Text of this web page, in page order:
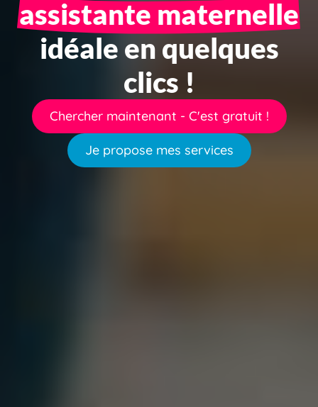
assistante maternelle
idéale en quelques
clics !
Chercher maintenant - C'est gratuit !
Je propose mes services